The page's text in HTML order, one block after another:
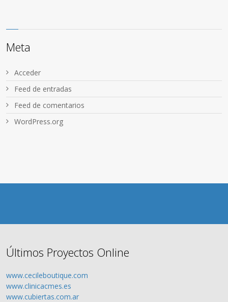
Meta
Acceder
Feed de entradas
Feed de comentarios
WordPress.org
Últimos Proyectos Online
www.cecileboutique.com
www.clinicacmes.es
www.cubiertas.com.ar